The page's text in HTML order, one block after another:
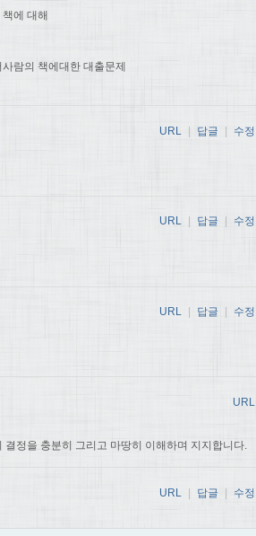
에 대해
람의 책에대한 대출문제
URL | 답글 | 수정
URL 답글 수정
URL 답글 수정
정을 충분히 그리고 마땅히 이해하며 지지합니다.
URL
URL | 답글 | 수정